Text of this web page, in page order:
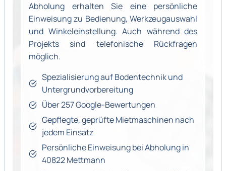
Abholung erhalten Sie eine persönliche
Einweisung zu Bedienung, Werkzeugauswahl
und Winkeleinstellung. Auch während des
Projekts sind telefonische Rückfragen
möglich.
Spezialisierung auf Bodentechnik und
Untergrundvorbereitung
Über 257 Google-Bewertungen
Gepflegte, geprüfte Mietmaschinen nach
jedem Einsatz
Persönliche Einweisung bei Abholung in
40822 Mettmann